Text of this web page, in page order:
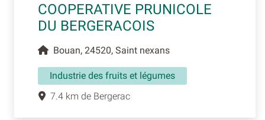
COOPERATIVE PRUNICOLE
DU BERGERACOIS
Bouan, 24520, Saint nexans
Industrie des fruits et légumes
7.4 km de Bergerac